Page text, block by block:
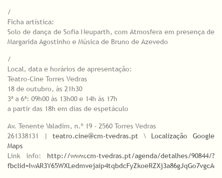
/
Ficha artística:
Solo de dança de Sofia Neuparth, com Atmosfera em presença de
Margarida Agostinho e Música de Bruno de Azevedo
/
Local, data e horários de apresentação:
Teatro-Cine Torres Vedras
18 de outubro, às 21h30
3ª a 6ª: 09h00 às 13h00 e 14h às 17h
a partir das 18h em dias de espetáculo
Av. Tenente Valadim, n.º 19 - 2560 Torres Vedras
261338131 |teatro.cine@cm-tvedras.pt \ Localização Google
Maps
Link info: http://www.cm-tvedras.pt/agenda/detalhes/90844/?